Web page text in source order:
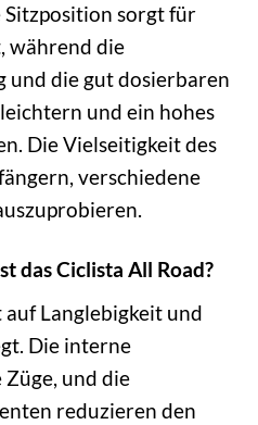
Sitzposition sorgt für
während die
und die gut dosierbaren
und ein hohes
Die Vielseitigkeit des
verschiedene
das Ciclista All Road?
auf Langlebigkeit und
Die interne
und die
reduzieren den